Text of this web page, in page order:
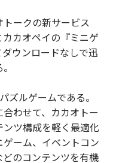
トークの新サービス
カカオペイの『ミニゲ
ウンロードなしで迅
ズルゲームである。
わせて、カカオトー
ツ構成を軽く最適化
ーム、イベントコン
のコンテンツを有機